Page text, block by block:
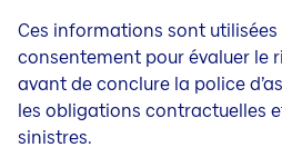
Ces informations sont
consentement pour évaluer le
avant de conclure la police
les obligations contractuelles
sinistres.